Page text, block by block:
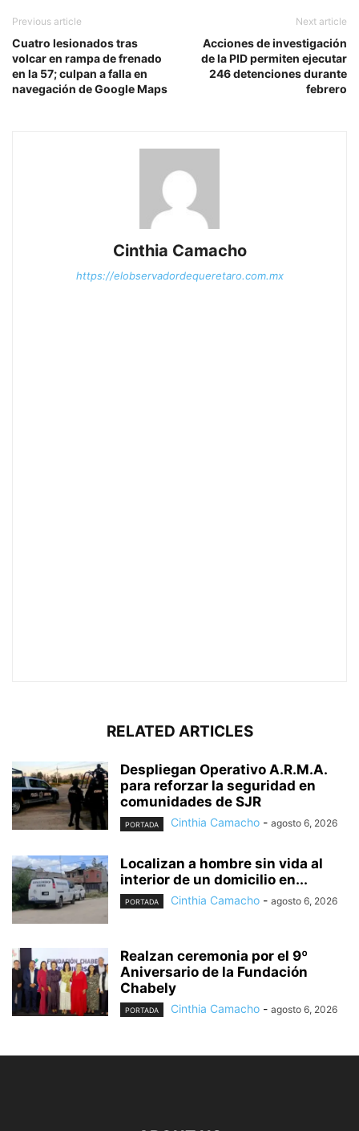
Previous article
Cuatro lesionados tras
volcar en rampa de frenado
en la 57; culpan a falla en
navegación de Google Maps
Next article
Acciones de investigación
de la PID permiten ejecutar
246 detenciones durante
febrero
Cinthia Camacho
https://elobservadordequeretaro.com.mx
RELATED ARTICLES
Despliegan Operativo A.R.M.A.
para reforzar la seguridad en
comunidades de SJR
PORTADA Cinthia Camacho - agosto 6, 2026
Localizan a hombre sin vida al
interior de un domicilio en...
PORTADA Cinthia Camacho - agosto 6, 2026
Realzan ceremonia por el 9º
Aniversario de la Fundación
Chabely
PORTADA Cinthia Camacho - agosto 6, 2026